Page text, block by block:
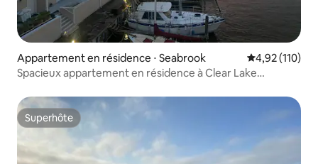
Appartement en résidence ⋅ Seabrook Évaluation
4,92 (110)
Spacieux appartement en résidence à Clear Lake
Superhôte
Superhôte